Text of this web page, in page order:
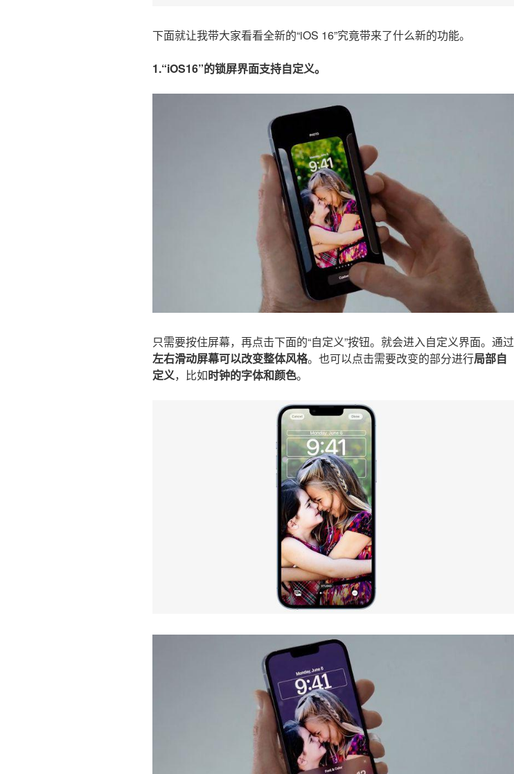
下面就让我带大家看看全新的“iOS 16”究竟带来了什么新的功能。
1.“iOS16”的锁屏界面支持自定义。
只需要按住屏幕，再点击下面的“自定义”按钮。就会进入自定义界面。通过
左右滑动屏幕可以改变整体风格。也可以点击需要改变的部分进行局部自
定义，比如时钟的字体和颜色。